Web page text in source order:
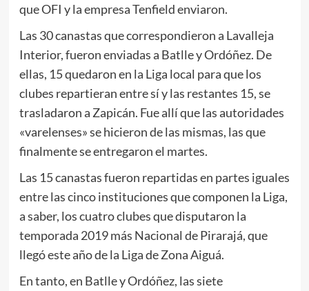
que OFI y la empresa Tenfield enviaron.
Las 30 canastas que correspondieron a Lavalleja
Interior, fueron enviadas a Batlle y Ordóñez. De
ellas, 15 quedaron en la Liga local para que los
clubes repartieran entre sí y las restantes 15, se
trasladaron a Zapicán. Fue allí que las autoridades
«varelenses» se hicieron de las mismas, las que
finalmente se entregaron el martes.
Las 15 canastas fueron repartidas en partes iguales
entre las cinco instituciones que componen la Liga,
a saber, los cuatro clubes que disputaron la
temporada 2019 más Nacional de Pirarajá, que
llegó este año de la Liga de Zona Aiguá.
En tanto, en Batlle y Ordóñez, las siete